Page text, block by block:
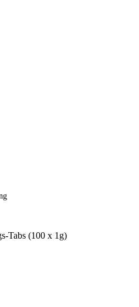
Tabs (100 x 1g)